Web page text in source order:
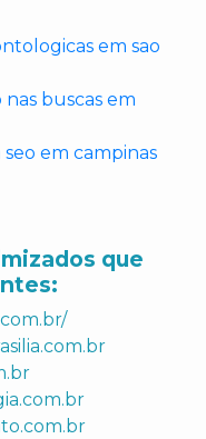
em sao
buscas em
em campinas
que